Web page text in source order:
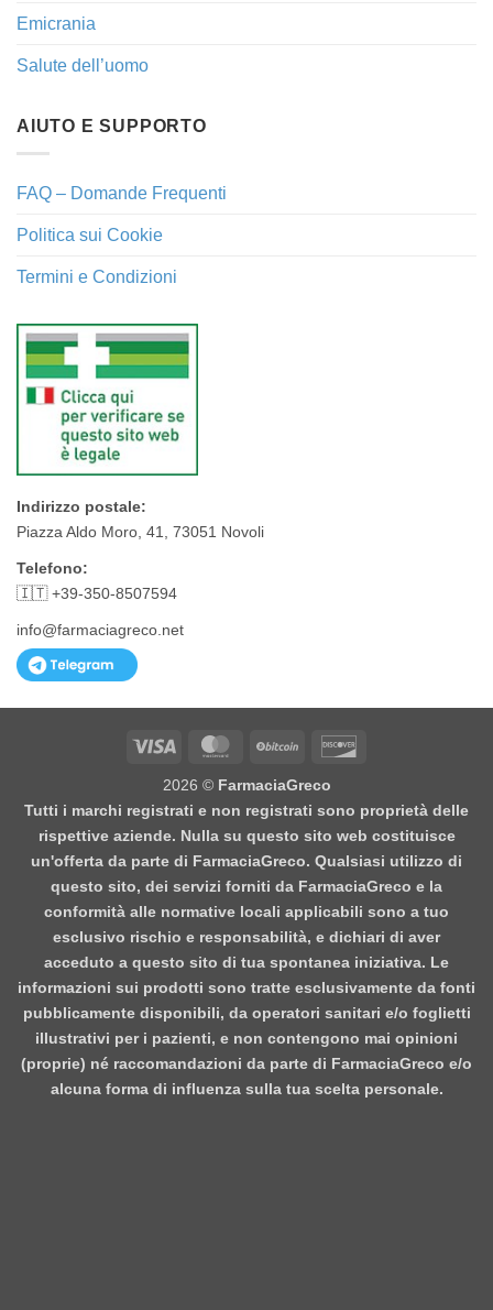
Emicrania
Salute dell’uomo
AIUTO E SUPPORTO
FAQ – Domande Frequenti
Politica sui Cookie
Termini e Condizioni
Indirizzo postale:
Piazza Aldo Moro, 41, 73051 Novoli
Telefono:
🇮🇹 +39-350-8507594
info@farmaciagreco.net
Visa MasterCardBitCoin
2026 © FarmaciaGreco
Tutti i marchi registrati e non registrati sono proprietà delle
rispettive aziende. Nulla su questo sito web costituisce
un'offerta da parte di FarmaciaGreco. Qualsiasi utilizzo di
questo sito, dei servizi forniti da FarmaciaGreco e la
conformità alle normative locali applicabili sono a tuo
esclusivo rischio e responsabilità, e dichiari di aver
acceduto a questo sito di tua spontanea iniziativa. Le
informazioni sui prodotti sono tratte esclusivamente da fonti
pubblicamente disponibili, da operatori sanitari e/o foglietti
illustrativi per i pazienti, e non contengono mai opinioni
(proprie) né raccomandazioni da parte di FarmaciaGreco e/o
alcuna forma di influenza sulla tua scelta personale.